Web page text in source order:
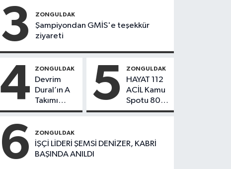
Başkanlar
Göreve
Başladı
3 ZONGULDAK
Şampiyondan GMİS'e teşekkür
ziyareti
4 ZONGULDAK
Devrim
Dural’ın A
Takımı
Göreve
Yönetimde
Kimler Var?
5 ZONGULDAK
HAYAT 112
ACİL Kamu
Spotu 800
bin
6 ZONGULDAK
İŞÇİ LİDERİ ŞEMSİ DENİZER, KABRİ
BAŞINDA ANILDI